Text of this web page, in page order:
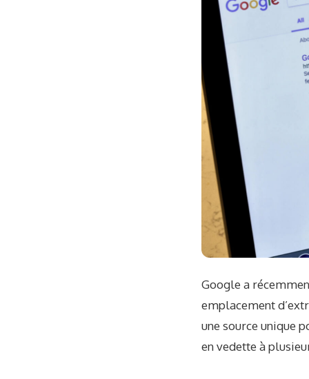
Google a
emplacement
une source unique
en vedette à